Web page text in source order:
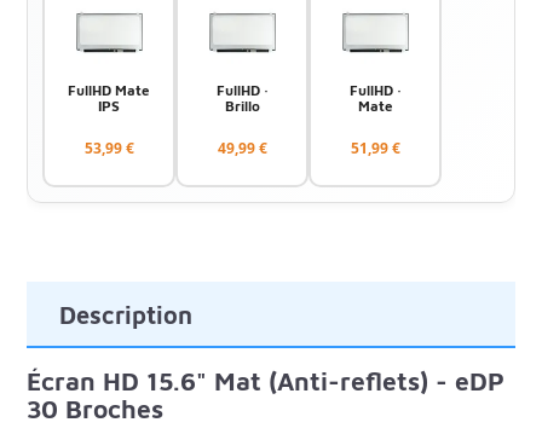
FullHD Mate
IPS
53,99 €
FullHD ·
Brillo
49,99 €
FullHD ·
Mate
51,99 €
Description
Écran HD 15.6" Mat (Anti-reflets) - eDP
30 Broches